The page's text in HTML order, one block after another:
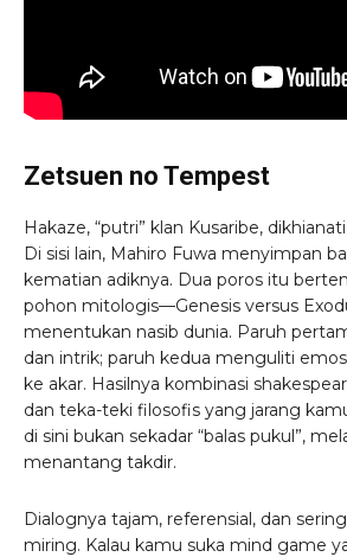
Zetsuen no Tempest
Hakaze, “putri” klan Kusaribe,
Di sisi lain, Mahiro Fuwa menyimpan
kematian adiknya. Dua poros itu
pohon mitologis—Genesis versus
menentukan nasib dunia. Paruh
dan intrik; paruh kedua menguliti
ke akar. Hasilnya kombinasi
dan teka-teki filosofis yang jarang
di sini bukan sekadar “balas pukul”,
menantang takdir.
Dialognya tajam, referensial, dan
miring. Kalau kamu suka mind game